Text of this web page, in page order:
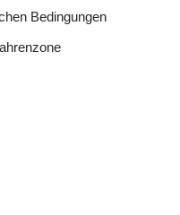
Bedingungen